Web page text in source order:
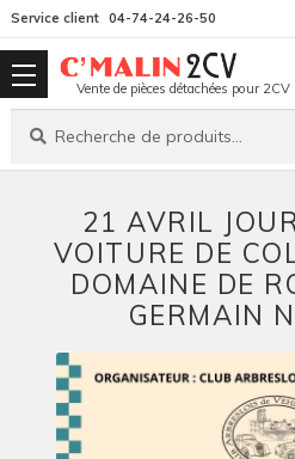
la
Service client 04-74-24-26-50
Vente de pièces détachées pour 2CV
Recherche
Recherche
21 AVRIL
VOITURE DE
DOMAINE DE
GERMAIN